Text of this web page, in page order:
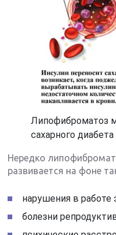
Липофиброматоз
сахарного диабета
Нередко
развивается на фоне
нарушения в
болезни